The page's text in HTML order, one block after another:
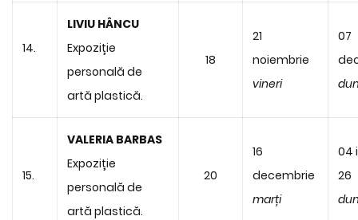
14.
LIVIU HÂNCU
Expoziție
personală de
artă plastică.
18
21
noiembrie
vineri
07
15.
VALERIA BARBAS
Expoziție
personală de
artă plastică.
20
16
decembrie
marți
04
26